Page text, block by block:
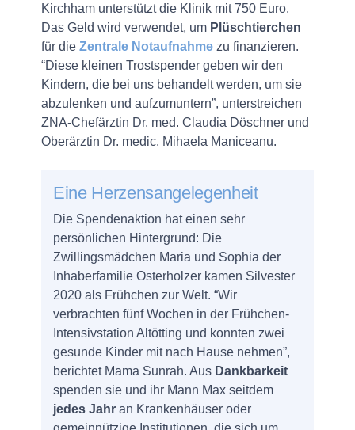
Kirchham unterstützt die Klinik mit 750 Euro.
Das Geld wird verwendet, um Plüschtierchen
für die Zentrale Notaufnahme zu finanzieren.
“Diese kleinen Trostspender geben wir den
Kindern, die bei uns behandelt werden, um sie
abzulenken und aufzumuntern”, unterstreichen
ZNA-Chefärztin Dr. med. Claudia Döschner und
Oberärztin Dr. medic. Mihaela Maniceanu.
Eine Herzensangelegenheit
Die Spendenaktion hat einen sehr
persönlichen Hintergrund: Die
Zwillingsmädchen Maria und Sophia der
Inhaberfamilie Osterholzer kamen Silvester
2020 als Frühchen zur Welt. “Wir
verbrachten fünf Wochen in der Frühchen-
Intensivstation Altötting und konnten zwei
gesunde Kinder mit nach Hause nehmen”,
berichtet Mama Sunrah. Aus Dankbarkeit
spenden sie und ihr Mann Max seitdem
jedes Jahr an Krankenhäuser oder